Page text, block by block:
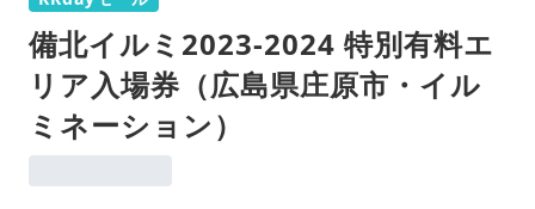
備北イルミ2023-2024 特別有料エ
リア入場券（広島県庄原市・イル
ミネーション）